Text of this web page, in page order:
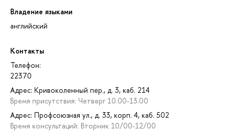
Владение языками
английский
Контакты
Телефон:
22370
Адрес: Кривоколенный пер., д. 3, каб. 214
Время присутствия: Четверг 10.00-13.00
Адрес: Профсоюзная ул., д. 33, корп. 4, каб. 502
Время консультаций: Вторник 10/00-12/00